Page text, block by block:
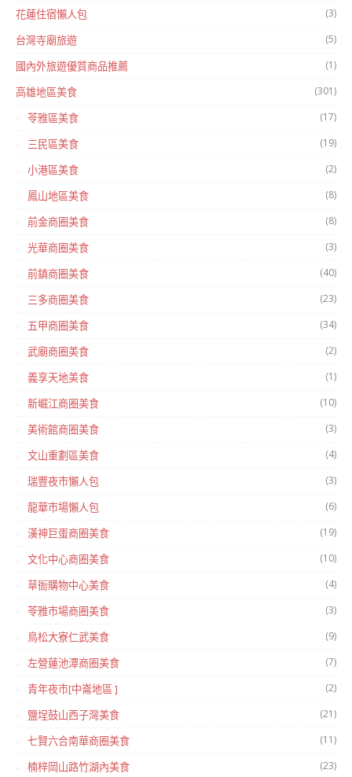
花蓮住宿懶人包 (3)
台灣寺廟旅遊 (5)
國內外旅遊優質商品推薦 (1)
高雄地區美食 (301)
苓雅區美食 (17)
三民區美食 (19)
小港區美食 (2)
鳳山地區美食 (8)
前金商圈美食 (8)
光華商圈美食 (3)
前鎮商圈美食 (40)
三多商圈美食 (23)
五甲商圈美食 (34)
武廟商圈美食 (2)
義享天地美食 (1)
新崛江商圈美食 (10)
美術館商圈美食 (3)
文山重劃區美食 (4)
瑞豐夜市懶人包 (3)
龍華市場懶人包 (6)
漢神巨蛋商圈美食 (19)
文化中心商圈美食 (10)
草衙購物中心美食 (4)
苓雅市場商圈美食 (3)
鳥松大寮仁武美食 (9)
左營蓮池潭商圈美食 (7)
青年夜市[中崙地區 ] (2)
鹽埕鼓山西子灣美食 (21)
七賢六合南華商圈美食 (11)
楠梓岡山路竹湖內美食 (23)